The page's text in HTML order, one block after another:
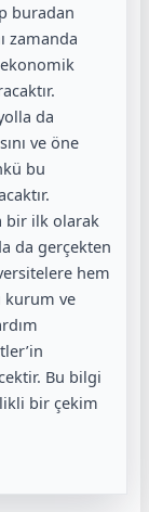
buradan
zamanda
da
ve öne
bu
bir ilk olarak
da gerçekten
hem
kurum ve
Bu bilgi
bir çekim